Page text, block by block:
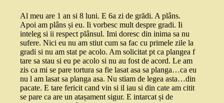
Al meu are 1 an si 8 luni. E 6a zi de grădi. A plâns.
Apoi am plâns și eu. Ii vorbesc mult despre gradi. Ii
inteleg si ii respect plânsul. Imi doresc din inima sa nu
sufere. Nici eu nu am stiut cum sa fac cu primele zile la
gradi si nu am stat pe acolo. Am solicitat pt ca plangea f
tare sa stau si eu pe acolo si nu au fost de acord. Le am
zis ca mi se pare tortura sa fie lasat asa sa planga…ca eu
nu l am lasat sa planga asa. Nu stiam de legea asta…din
pacate. E tare fericit cand vin si il iau si din cate am citit
se pare ca are un atașament sigur. E intarcat și de